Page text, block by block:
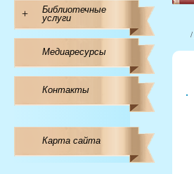
+
Библиотечные
услуги
Медиаресурсы
Контакты
Карта сайта
/